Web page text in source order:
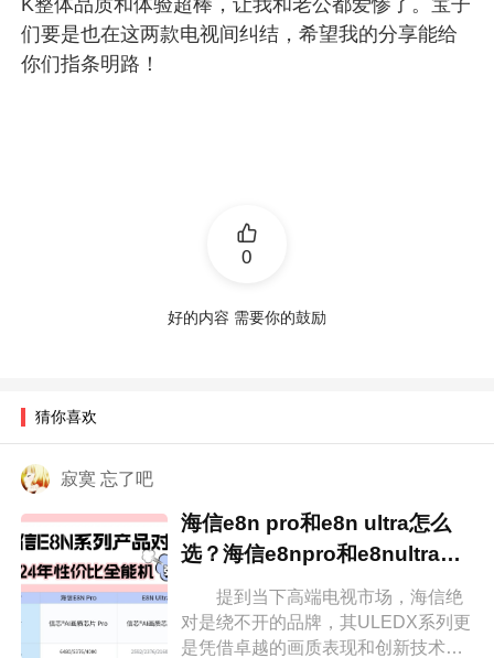
K整体品质和体验超棒，让我和老公都爱惨了。宝子
们要是也在这两款电视间纠结，希望我的分享能给
你们指条明路！
0
好的内容 需要你的鼓励
猜你喜欢
寂寞 忘了吧
海信e8n pro和e8n ultra怎么
选？海信e8npro和e8nultra区
提到当下高端电视市场，海信绝
对是绕不开的品牌，其ULEDX系列更
是凭借卓越的画质表现和创新技术赢